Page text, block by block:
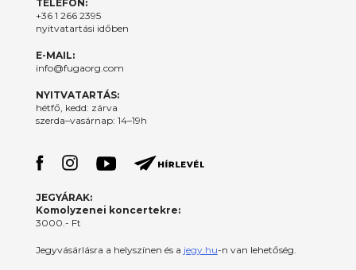
TELEFON:
+36 1 266 2395
nyitvatartási időben
E-MAIL:
info@fugaorg.com
NYITVATARTÁS:
hétfő, kedd: zárva
szerda–vasárnap: 14–19h
JEGYÁRAK:
Komolyzenei koncertekre:
3000.- Ft
Jegyvásárlásra a helyszínen és a jegy.hu-n van lehetőség.